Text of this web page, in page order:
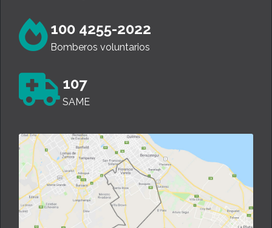
100 4255-2022
Bomberos voluntarios
107
SAME